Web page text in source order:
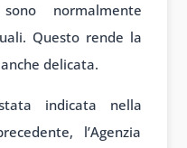
normalmente
Questo rende la
delicata.
indicata nella
l’Agenzia